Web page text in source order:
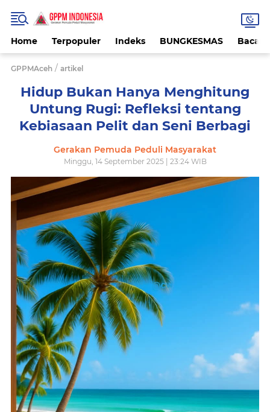
Home Terpopuler Indeks BUNGKESMAS
GPPMAceh / artikel
Hidup Bukan Hanya Menghitung
Untung Rugi: Refleksi tentang
Kebiasaan Pelit dan Seni Berbagi
Gerakan Pemuda Peduli Masyarakat
Minggu, 14 September 2025 | 23:24 WIB